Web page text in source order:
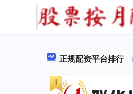
正规配资平台排行